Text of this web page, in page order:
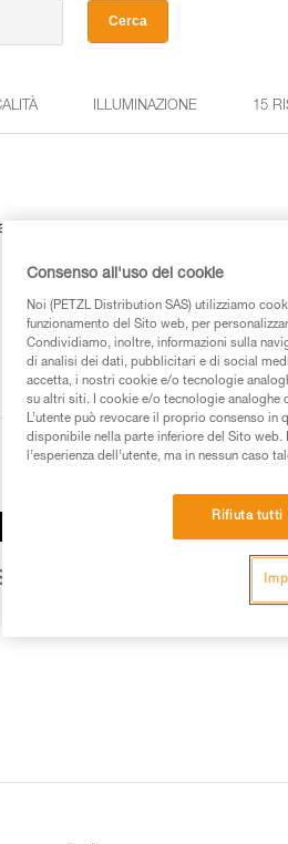
Cerca
ILLUMINAZIONE 15
ricerca
newsletter
alle nostre novità
Consenso all'uso dei cookie
Noi (PETZL Distribution SAS) utilizziamo
funzionamento del Sito web, per
Condividiamo, inoltre, informazioni sulla
di analisi dei dati, pubblicitari e di social
accetta, i nostri cookie e/o tecnologie
su altri siti. I cookie e/o tecnologie analoghe
L’utente può revocare il proprio consenso
disponibile nella parte inferiore del Sito
l’esperienza dell’utente, ma in nessun caso
Rifiuta tutti